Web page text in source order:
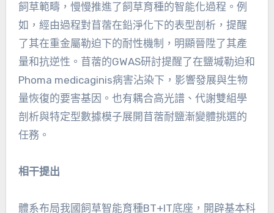
飼草範疇，慢慢推進了飼草育種的智能化過程。例
如，經由過程對苜蓿在鉛淨化下的表型剖析，提醒
了其在重金屬勒迫下的耐性機制，明顯晉陞了其產
量和抗逆性。苜蓿的GWAS研討提醒了在鹽堿勒迫和
Phoma medicaginis病害沾染下，影響發展與生物
量恢復的要害基因。也有耦合高光譜、代謝雙組學
剖析與特定型數據模子展開苜蓿耐鹽漸變體挑選的
任務。
相干提出
體系布局我國飼草智能育種BT+IT底座，開辟基本科